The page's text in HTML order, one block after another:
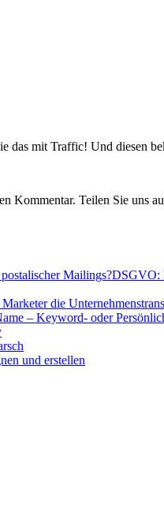
das mit Traffic! Und diesen
Kommentar. Teilen Sie uns
DSGVO:
die
– Keyword- oder
und erstellen